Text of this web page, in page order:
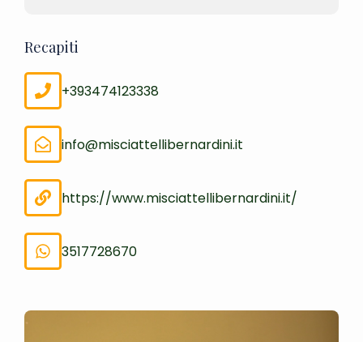
Recapiti
+393474123338
info@misciattellibernardini.it
https://www.misciattellibernardini.it/
3517728670